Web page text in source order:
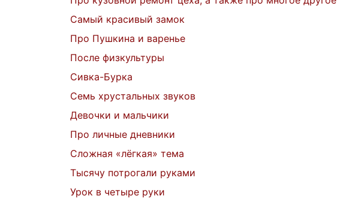
Самый красивый замок
Про Пушкина и варенье
После физкультуры
Сивка-Бурка
Семь хрустальных звуков
Девочки и мальчики
Про личные дневники
Сложная «лёгкая» тема
Тысячу потрогали руками
Урок в четыре руки